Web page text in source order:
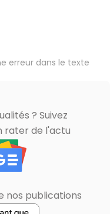
erreur dans le texte
? Suivez
rater de l'actu
nos publications